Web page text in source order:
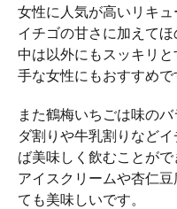
女性に人気が高いリキュ
イチゴの甘さに加えて
中は以外にもスッキリ
手な女性にもおすすめで
また鶴梅いちごは味の
ダ割りや牛乳割りなど
ば美味しく飲むことが
アイスクリームや杏仁
ても美味しいです。